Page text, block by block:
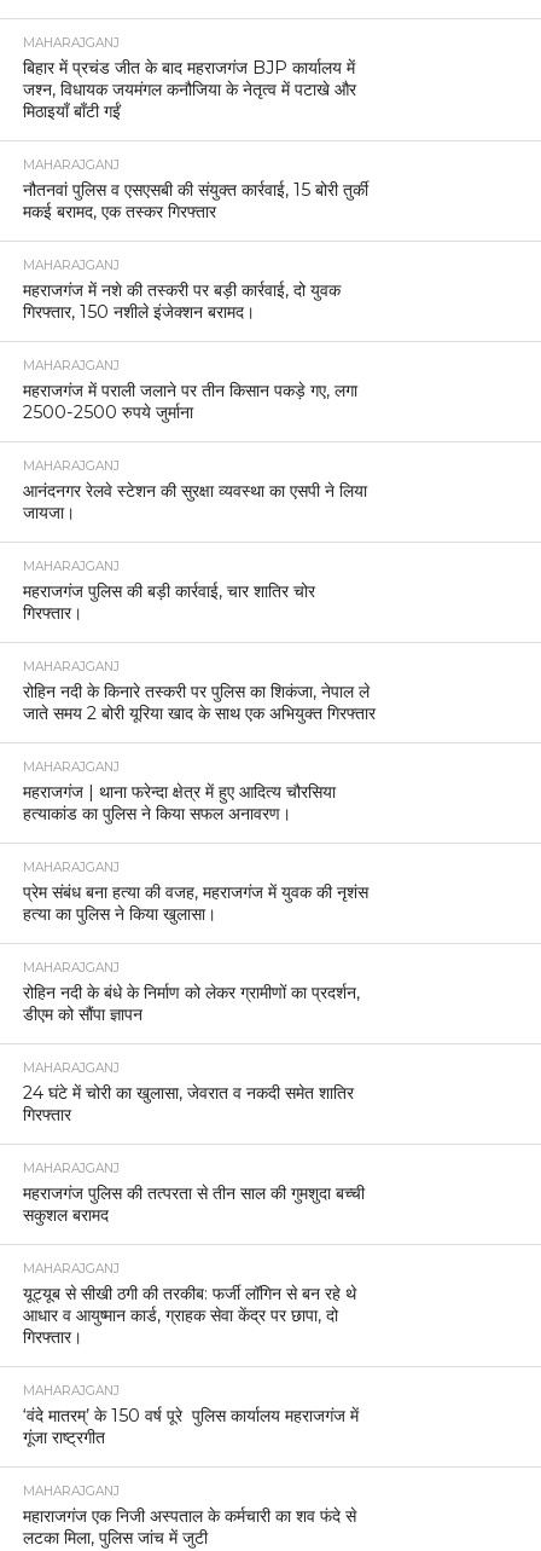
MAHARAJGANJ
बिहार में प्रचंड जीत के बाद महराजगंज BJP कार्यालय में
जश्न, विधायक जयमंगल कनौजिया के नेतृत्व में पटाखे और
मिठाइयाँ बाँटी गईं
MAHARAJGANJ
नौतनवां पुलिस व एसएसबी की संयुक्त कार्रवाई, 15 बोरी तुर्की
मकई बरामद, एक तस्कर गिरफ्तार
MAHARAJGANJ
महराजगंज में नशे की तस्करी पर बड़ी कार्रवाई, दो युवक
गिरफ्तार, 150 नशीले इंजेक्शन बरामद।
MAHARAJGANJ
महराजगंज में पराली जलाने पर तीन किसान पकड़े गए, लगा
2500-2500 रुपये जुर्माना
MAHARAJGANJ
आनंदनगर रेलवे स्टेशन की सुरक्षा व्यवस्था का एसपी ने लिया
जायजा।
MAHARAJGANJ
महराजगंज पुलिस की बड़ी कार्रवाई, चार शातिर चोर
गिरफ्तार।
MAHARAJGANJ
रोहिन नदी के किनारे तस्करी पर पुलिस का शिकंजा, नेपाल ले
जाते समय 2 बोरी यूरिया खाद के साथ एक अभियुक्त गिरफ्तार
MAHARAJGANJ
महराजगंज | थाना फरेन्दा क्षेत्र में हुए आदित्य चौरसिया
हत्याकांड का पुलिस ने किया सफल अनावरण।
MAHARAJGANJ
प्रेम संबंध बना हत्या की वजह, महराजगंज में युवक की नृशंस
हत्या का पुलिस ने किया खुलासा।
MAHARAJGANJ
रोहिन नदी के बंधे के निर्माण को लेकर ग्रामीणों का प्रदर्शन,
डीएम को सौंपा ज्ञापन
MAHARAJGANJ
24 घंटे में चोरी का खुलासा, जेवरात व नकदी समेत शातिर
गिरफ्तार
MAHARAJGANJ
महराजगंज पुलिस की तत्परता से तीन साल की गुमशुदा बच्ची
सकुशल बरामद
MAHARAJGANJ
यूट्यूब से सीखी ठगी की तरकीब: फर्जी लॉगिन से बन रहे थे
आधार व आयुष्मान कार्ड, ग्राहक सेवा केंद्र पर छापा, दो
गिरफ्तार।
MAHARAJGANJ
‘वंदे मातरम्’ के 150 वर्ष पूरे पुलिस कार्यालय महराजगंज में
गूंजा राष्ट्रगीत
MAHARAJGANJ
महाराजगंज एक निजी अस्पताल के कर्मचारी का शव फंदे से
लटका मिला, पुलिस जांच में जुटी